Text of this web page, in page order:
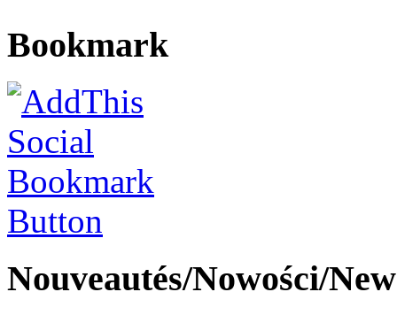
Bookmark
Nouveautés/Nowości/